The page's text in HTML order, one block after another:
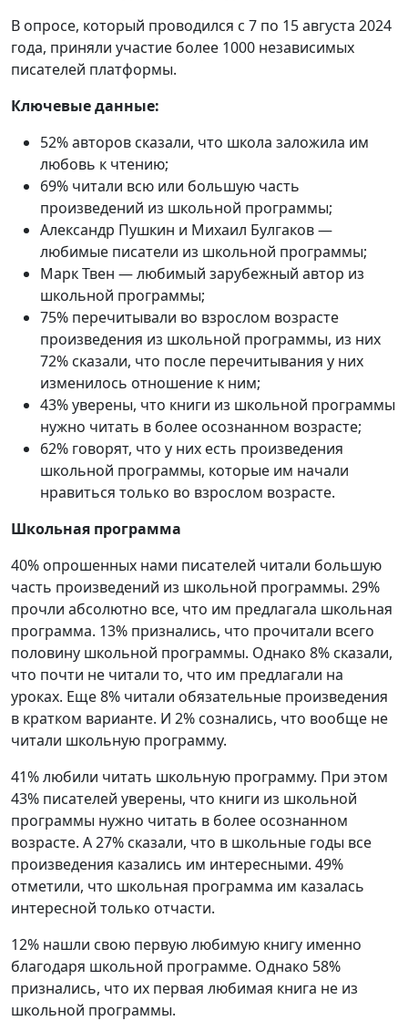
В опросе, который проводился с 7 по 15 августа 2024
года, приняли участие более 1000 независимых
писателей платформы.
Ключевые данные:
52% авторов сказали, что школа заложила им
любовь к чтению;
69% читали всю или большую часть
произведений из школьной программы;
Александр Пушкин и Михаил Булгаков —
любимые писатели из школьной программы;
Марк Твен — любимый зарубежный автор из
школьной программы;
75% перечитывали во взрослом возрасте
произведения из школьной программы, из них
72% сказали, что после перечитывания у них
изменилось отношение к ним;
43% уверены, что книги из школьной программы
нужно читать в более осознанном возрасте;
62% говорят, что у них есть произведения
школьной программы, которые им начали
нравиться только во взрослом возрасте.
Школьная программа
40% опрошенных нами писателей читали большую
часть произведений из школьной программы. 29%
прочли абсолютно все, что им предлагала школьная
программа. 13% признались, что прочитали всего
половину школьной программы. Однако 8% сказали,
что почти не читали то, что им предлагали на
уроках. Еще 8% читали обязательные произведения
в кратком варианте. И 2% сознались, что вообще не
читали школьную программу.
41% любили читать школьную программу. При этом
43% писателей уверены, что книги из школьной
программы нужно читать в более осознанном
возрасте. А 27% сказали, что в школьные годы все
произведения казались им интересными. 49%
отметили, что школьная программа им казалась
интересной только отчасти.
12% нашли свою первую любимую книгу именно
благодаря школьной программе. Однако 58%
признались, что их первая любимая книга не из
школьной программы.